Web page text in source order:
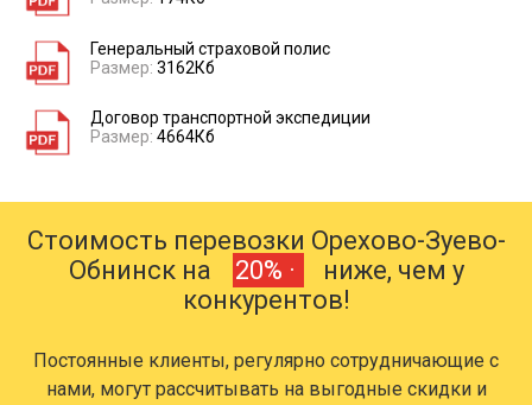
Генеральный страховой полис
Размер: 3162Кб
Договор транспортной экспедиции
Размер: 4664Кб
Стоимость перевозки Орехово-Зуево-
Обнинск на
20% ·
ниже, чем у
конкурентов!
Постоянные клиенты, регулярно сотрудничающие с
нами, могут рассчитывать на выгодные скидки и